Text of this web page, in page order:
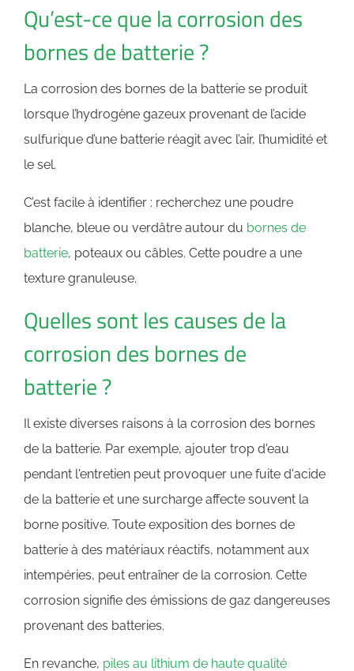
Qu’est-ce que la corrosion des
bornes de batterie ?
La corrosion des bornes de la batterie se produit
lorsque l’hydrogène gazeux provenant de l’acide
sulfurique d’une batterie réagit avec l’air, l’humidité et
le sel.
C’est facile à identifier : recherchez une poudre
blanche, bleue ou verdâtre autour du bornes de
batterie, poteaux ou câbles. Cette poudre a une
texture granuleuse.
Quelles sont les causes de la
corrosion des bornes de
batterie ?
Il existe diverses raisons à la corrosion des bornes
de la batterie. Par exemple, ajouter trop d'eau
pendant l'entretien peut provoquer une fuite d'acide
de la batterie et une surcharge affecte souvent la
borne positive. Toute exposition des bornes de
batterie à des matériaux réactifs, notamment aux
intempéries, peut entraîner de la corrosion. Cette
corrosion signifie des émissions de gaz dangereuses
provenant des batteries.
En revanche, piles au lithium de haute qualité